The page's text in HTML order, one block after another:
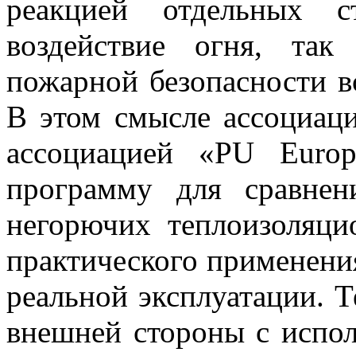
реакцией отдельных
воздействие огня,
пожарной безопасности
В этом смысле
ассоциацией «PU
программу для
негорючих
практического
реальной эксплуатации.
внешней стороны с